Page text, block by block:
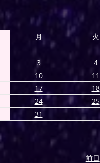
月 火
3 4
10 11
17 18
24 25
31
前日